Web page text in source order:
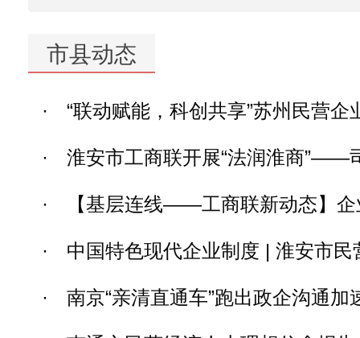
市县动态
· “联动赋能，科创共享”苏州民营
· 淮安市工商联开展“法润淮商”——
· 【基层连线——工商联新动态】
· 中国特色现代企业制度 | 淮安市
· 南京“亲清直通车”跑出政企沟通